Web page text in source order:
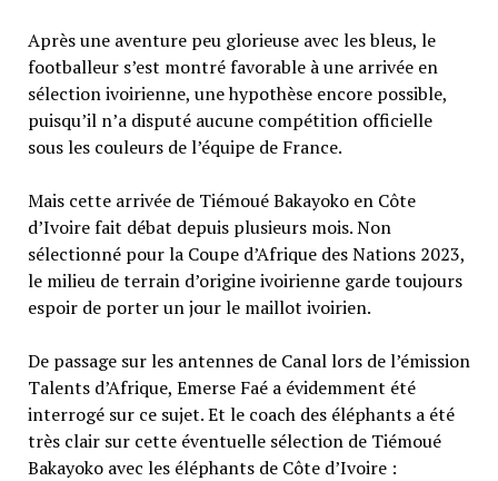
Après une aventure peu glorieuse avec les bleus, le
footballeur s’est montré favorable à une arrivée en
sélection ivoirienne, une hypothèse encore possible,
puisqu’il n’a disputé aucune compétition officielle
sous les couleurs de l’équipe de France.
Mais cette arrivée de Tiémoué Bakayoko en Côte
d’Ivoire fait débat depuis plusieurs mois. Non
sélectionné pour la Coupe d’Afrique des Nations 2023,
le milieu de terrain d’origine ivoirienne garde toujours
espoir de porter un jour le maillot ivoirien.
De passage sur les antennes de Canal lors de l’émission
Talents d’Afrique, Emerse Faé a évidemment été
interrogé sur ce sujet. Et le coach des éléphants a été
très clair sur cette éventuelle sélection de Tiémoué
Bakayoko avec les éléphants de Côte d’Ivoire :